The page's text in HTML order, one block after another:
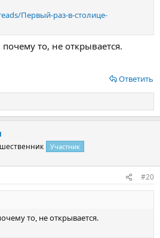
Первый-раз-в-столице-
то, не открывается.
Ответить
Участник
#20
то, не открывается.